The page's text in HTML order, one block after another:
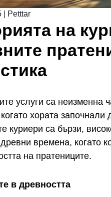
Petttar
на
услуги са
хората
куриери са бързи,
времена, когато
на пратениците.
в древността